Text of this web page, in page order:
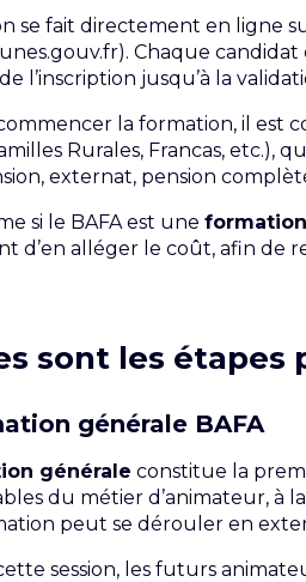
se fait directement en ligne
). Chaque
l’inscription jusqu’à la
la formation, il est
Rurales, Francas, etc.),
externat, pension
si le BAFA est une
d’en alléger le coût, afin de
sont les étapes
générale BAFA
générale constitue la
du métier d’animateur, à
peut se dérouler en
session, les futurs